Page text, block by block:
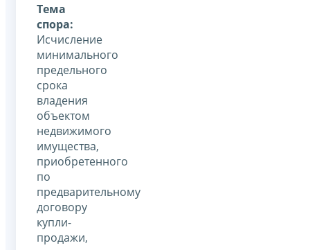
Тема
спора:
Исчисление
минимального
предельного
срока
владения
объектом
недвижимого
имущества,
приобретенного
по
предварительному
договору
купли-
продажи,